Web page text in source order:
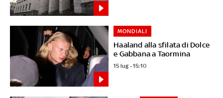
Haaland alla sfilata di Dolce
e Gabbana a Taormina
MONDIALI
15 lug - 15:10